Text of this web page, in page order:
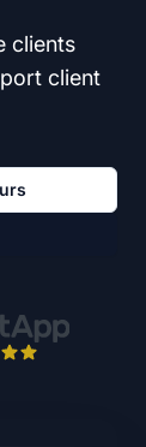
clients
client